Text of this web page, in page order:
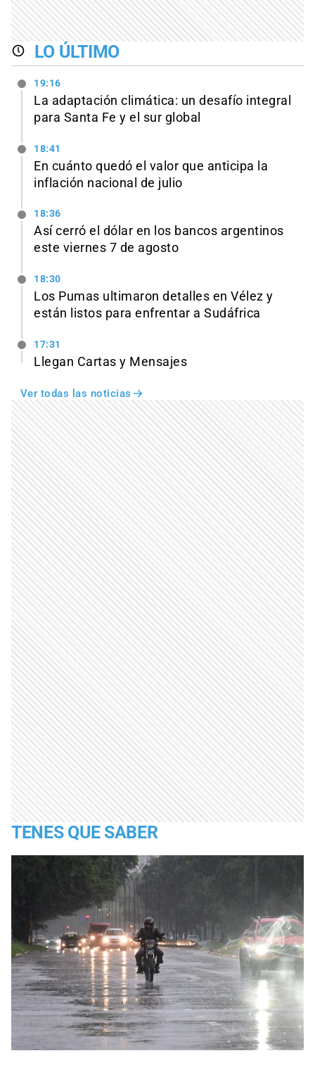
LO ÚLTIMO
19:16
La adaptación climática: un desafío integral
para Santa Fe y el sur global
18:41
En cuánto quedó el valor que anticipa la
inflación nacional de julio
18:36
Así cerró el dólar en los bancos argentinos
este viernes 7 de agosto
18:30
Los Pumas ultimaron detalles en Vélez y
están listos para enfrentar a Sudáfrica
17:31
Llegan Cartas y Mensajes
Ver todas las noticias
TENES QUE SABER